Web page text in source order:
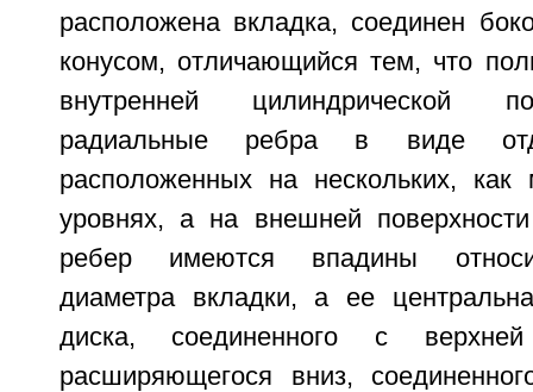
расположена вкладка, соединен
конусом, отличающийся тем, что
внутренней цилиндрической
радиальные ребра в виде
расположенных на нескольких,
уровнях, а на внешней
ребер имеются впадины
диаметра вкладки, а ее
диска, соединенного с
расширяющегося вниз,